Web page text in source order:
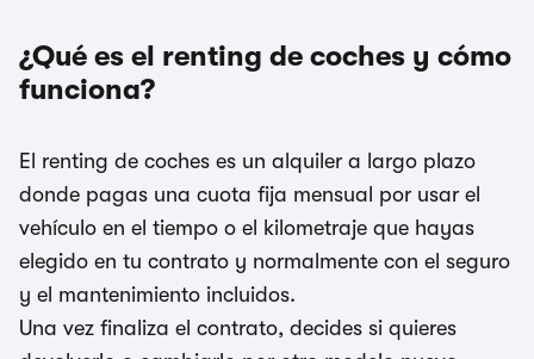
¿Qué es el renting de coches y cómo
funciona?
El renting de coches es un alquiler a largo plazo
donde pagas una cuota fija mensual por usar el
vehículo en el tiempo o el kilometraje que hayas
elegido en tu contrato y normalmente con el seguro
y el mantenimiento incluidos.
Una vez finaliza el contrato, decides si quieres